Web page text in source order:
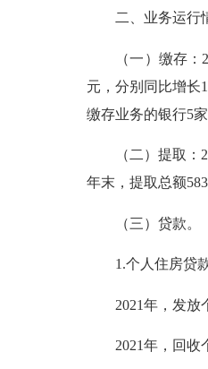
二、业务运行
（一）缴存：
元，分别同比增长
缴存业务的银行5家
（二）提取：
年末，提取总额
（三）贷款。
1.个人住房贷款
2021年，发放个
2021年，回收个